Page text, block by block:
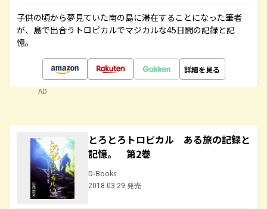
子供の頃から夢見ていた南の島に滞在することになった筆者
が、島で出合うトロピカルでマジカルな45日間の記録と記
憶。
詳細を見る
AD
とろとろトロピカル ある旅の記録と
記憶。 第2巻
D-Books
2018.03.29 発売